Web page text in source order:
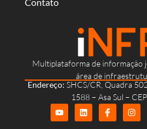
Multiplataforma de informação
área de
Endereço: SHCS/CR, Quadra
1588 – Asa Sul –